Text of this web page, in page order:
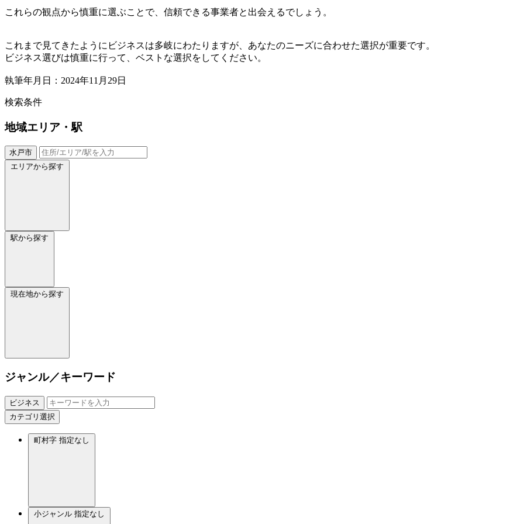
これらの観点から慎重に選ぶことで、信頼できる事業者と出会えるでしょう。
これまで見てきたようにビジネスは多岐にわたりますが、あなたのニーズに合わせた選択が重要です。
ビジネス選びは慎重に行って、ベストな選択をしてください。
執筆年月日：2024年11月29日
検索条件
地域エリア・駅
水戸市
エリアから探す
駅から探す
現在地から探す
ジャンル／キーワード
ビジネス
カテゴリ選択
町村字 指定なし
小ジャンル 指定なし